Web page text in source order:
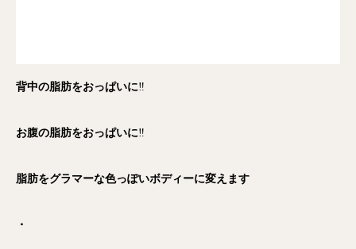
背中の脂肪をおっぱいに‼️
お腹の脂肪をおっぱいに‼️
脂肪をグラマーな色っぽいボディーに変えます
・